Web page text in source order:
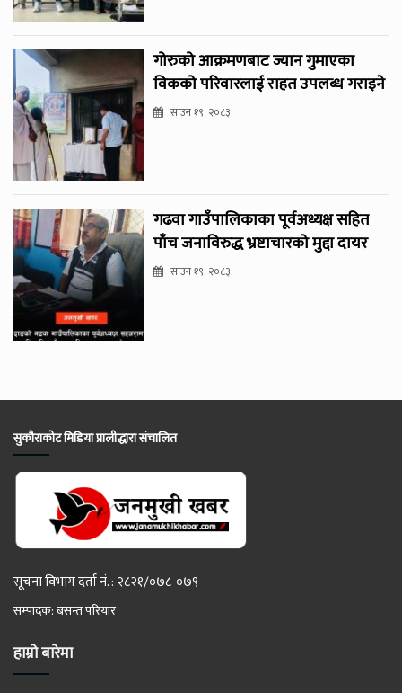
गोरुको आक्रमणबाट ज्यान गुमाएका
विकको परिवारलाई राहत उपलब्ध गराइने
साउन १९, २०८३
गढवा गाउँपालिकाका पूर्वअध्यक्ष सहित
पाँच जनाविरुद्ध भ्रष्टाचारको मुद्दा दायर
साउन १९, २०८३
सुकौराकोट मिडिया प्रालीद्धारा संचालित
सूचना विभाग दर्ता नं. : २८२१/०७८-०७९
सम्पादक: बसन्त परियार
हाम्रो बारेमा